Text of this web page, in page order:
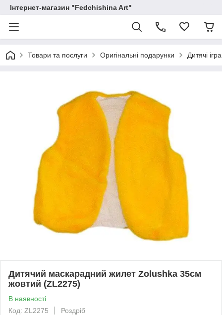
Інтернет-магазин "Fedchishina Art"
Товари та послуги Оригінальні подарунки Дитячі
Дитячий маскарадний жилет Zolushka 35см
жовтий (ZL2275)
В наявності
Код: ZL2275
Роздріб